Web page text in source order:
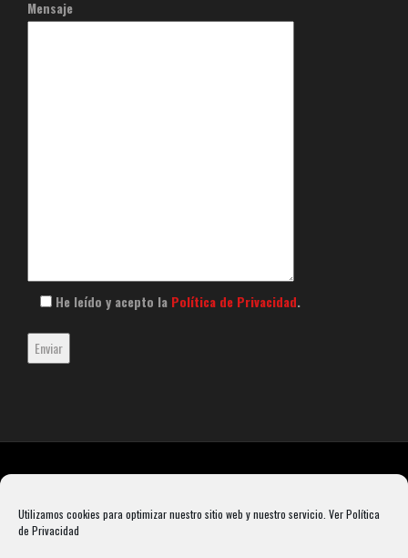
Utilizamos cookies para optimizar nuestro sitio web y nuestro servicio. Ver Política
de Privacidad
Mensaje
He leído y acepto la Política de Privacidad.